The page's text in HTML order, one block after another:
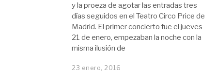
y la proeza de agotar las entradas tres
días seguidos en el Teatro Circo Price de
Madrid. El primer concierto fue el jueves
21 de enero, empezaban la noche con la
misma ilusión de
23 enero, 2016